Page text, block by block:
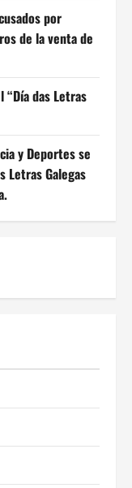
por
de la venta de
das Letras
y Deportes se
Letras Galegas